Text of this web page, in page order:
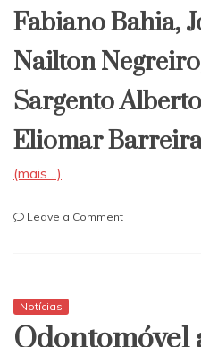
Fabiano Bahia,
Nailton
Sargento
Eliomar
(mais…)
Leave a Commenton
sessão
virtual
Notícias
Odontomóvel